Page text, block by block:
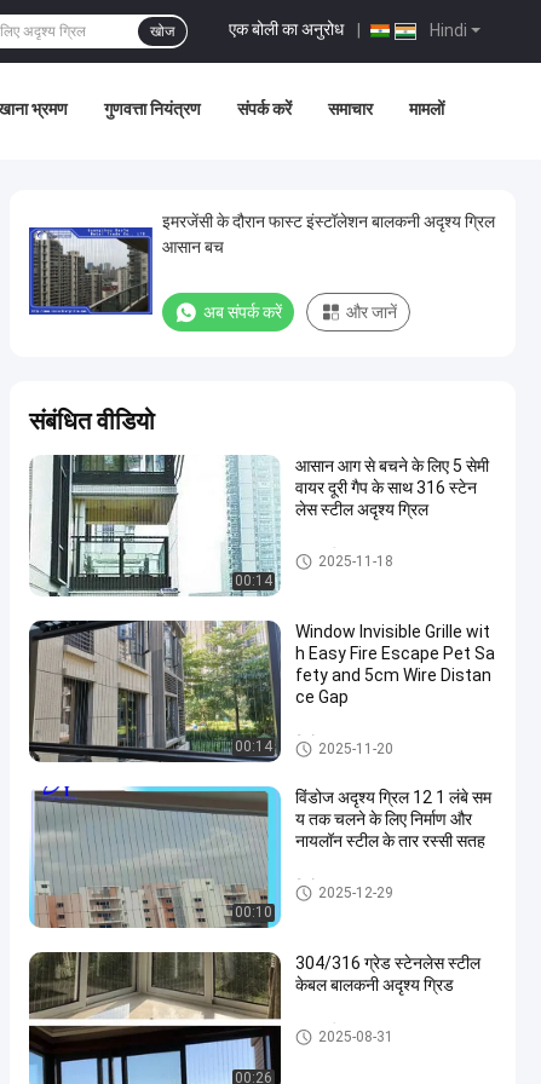
Hindi
एक बोली का अनुरोध
खोज
भ्रमण गुणवत्ता नियंत्रण संपर्क करें समाचार मामलों
इमरजेंसी के दौरान फास्ट इंस्टॉलेशन बालकनी अदृश्य ग्रिल
आसान बच
अब संपर्क करें और जानें
संबंधित वीडियो
00:14
आसान आग से बचने के लिए 5 सेमी
वायर दूरी गैप के साथ 316 स्टेन
लेस स्टील अदृश्य ग्रिल
बालकनी अदृश्य जंगला
2025-11-18
00:14
Window Invisible Grille wit
h Easy Fire Escape Pet Sa
fety and 5cm Wire Distan
ce Gap
विंडो अदृश्य जंगला
2025-11-20
00:10
विंडोज अदृश्य ग्रिल 12 1 लंबे सम
य तक चलने के लिए निर्माण और
नायलॉन स्टील के तार रस्सी सतह
विंडो अदृश्य जंगला
2025-12-29
00:26
304/316 ग्रेड स्टेनलेस स्टील
केबल बालकनी अदृश्य ग्रिड
बालकनी अदृश्य जंगला
2025-08-31